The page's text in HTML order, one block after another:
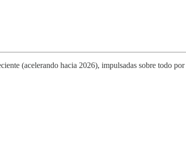
(acelerando hacia 2026), impulsadas sobre todo por